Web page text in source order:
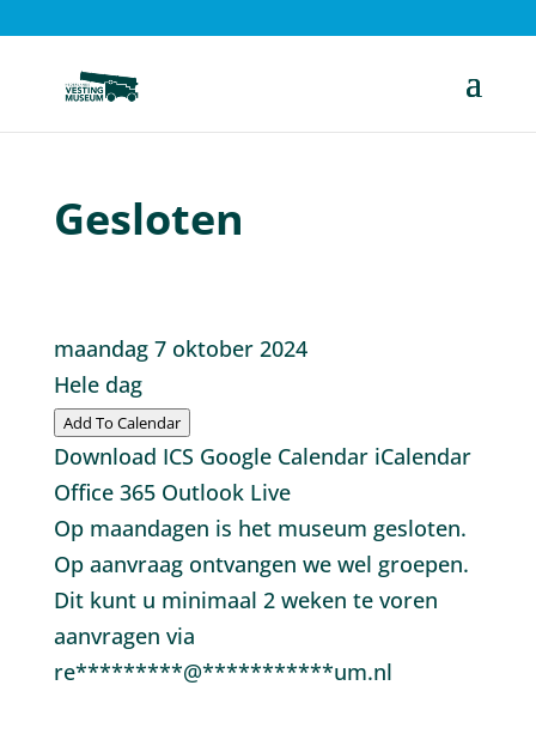
Gesloten
maandag 7 oktober 2024
Hele dag
Add To Calendar
Download ICS Google Calendar iCalendar
Office 365 Outlook Live
Op maandagen is het museum gesloten.
Op aanvraag ontvangen we wel groepen.
Dit kunt u minimaal 2 weken te voren
aanvragen via
re*********@***********um.nl